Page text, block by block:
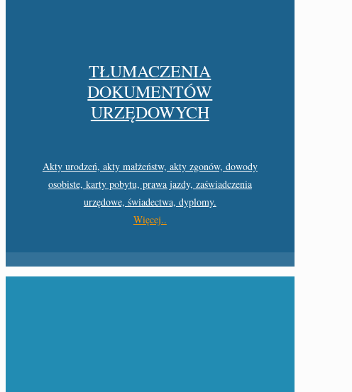
TŁUMACZENIA
DOKUMENTÓW
URZĘDOWYCH
Akty urodzeń, akty małżeństw, akty zgonów, dowody
osobiste, karty pobytu, prawa jazdy, zaświadczenia
urzędowe, świadectwa, dyplomy.
Więcej..